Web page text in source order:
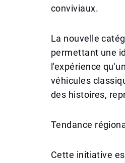
conviviaux.
La nouvelle
permettant une
l'expérience
véhicules
des histoires,
Tendance
Cette initiative